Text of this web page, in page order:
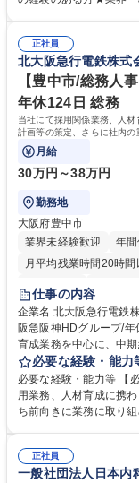
当社の指定する業務 募集職種 東京都品川区【営業アシスタント】未経験O
K◆受発注・事務◆年間
変化に臨機応変かつ柔
れる方を求めています
寧な指導体制が整って
ます。 学歴・資格 学歴：大学院 大学 高専 短大 専修学校 高校 語学力：
資格：
正社員
北大阪急行電鉄株式
【豊中市/総務人
年休124日 総務
当社にて採用関係業務、人
計画等の策定、さらに社内の
般を担当していただきます。
月給
30万円～38万円
勤務地
大阪府豊中市
業界未経験歓迎
年
月平均残業時間20時間
退職金あり
土日祝休み
服装自由
仕事の内容
企業名 北大阪急行電鉄株式会社 求人名 【豊中市/総務人
阪急阪神HDグループ/年休124日 仕事の内容 当社にて
育成業務を中心に、中
定、さらに社内の重要
務全般を担当していただきます。 【主な業務内容】
人材育成(社員研修)業
投資計画等の策定 ■社
務人事】経験者歓迎！/
必要な経験・能力
必要な経験・能力等 【
用業務、人材育成に携わったことのある
ち前向きに業務に取り
囲のメンバーと協調しつ
歴・資格 学歴：大学院
正社員
一般社団法人日本内